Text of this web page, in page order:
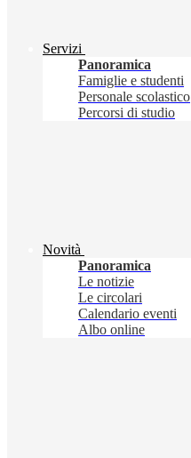
Servizi
Panoramica
Famiglie e studenti
Personale scolastico
Percorsi di studio
Novità
Panoramica
Le notizie
Le circolari
Calendario eventi
Albo online